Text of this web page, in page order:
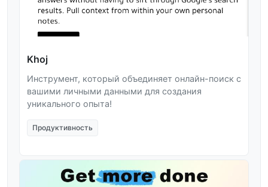
Khoj
Инструмент, который объединяет онлайн-поиск с
вашими личными данными для создания
уникального опыта!
Продуктивность